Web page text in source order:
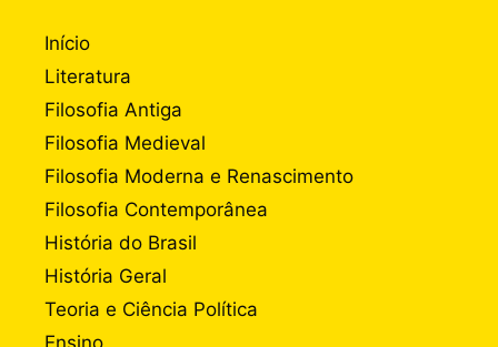
Início
Literatura
Filosofia Antiga
Filosofia Medieval
Filosofia Moderna e Renascimento
Filosofia Contemporânea
História do Brasil
História Geral
Teoria e Ciência Política